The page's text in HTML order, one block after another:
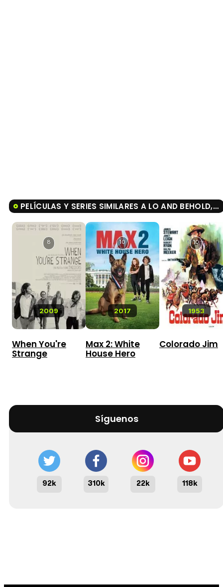
PELÍCULAS Y SERIES SIMILARES A LO AND BEHOLD, REVERIES OF THE CONNECTED WORLD
2009
8
When You're
Strange
2017
10
Max 2: White
House Hero
1953
10
Colorado Jim
Síguenos
92k 310k 22k 118k